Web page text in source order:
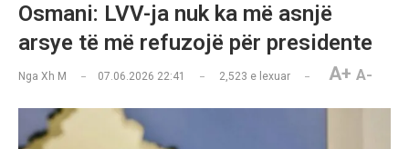
Osmani: LVV-ja nuk ka më asnjë
arsye të më refuzojë për presidente
Nga Xh M 07.06.2026 22:41 2,523 e lexuar A+ A-